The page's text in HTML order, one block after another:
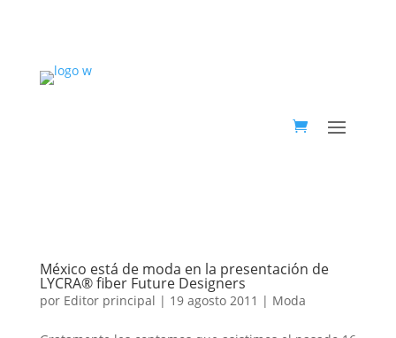
México está de moda en la presentación de
LYCRA® fiber Future Designers
por Editor principal | 19 agosto 2011 | Moda